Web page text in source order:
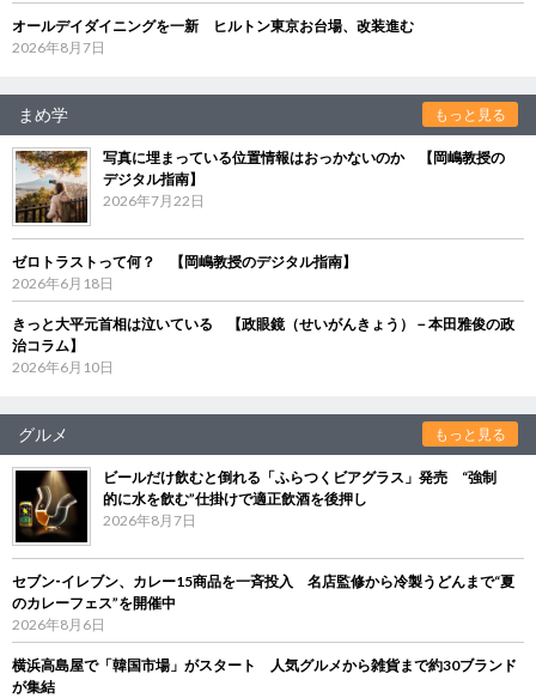
オールデイダイニングを一新 ヒルトン東京お台場、改装進む
2026年8月7日
まめ学 もっと見る
写真に埋まっている位置情報はおっかないのか 【岡嶋教授の
デジタル指南】
2026年7月22日
ゼロトラストって何？ 【岡嶋教授のデジタル指南】
2026年6月18日
きっと大平元首相は泣いている 【政眼鏡（せいがんきょう）－本田雅俊の政
治コラム】
2026年6月10日
グルメ もっと見る
ビールだけ飲むと倒れる「ふらつくビアグラス」発売 “強制
的に水を飲む”仕掛けで適正飲酒を後押し
2026年8月7日
セブン‐イレブン、カレー15商品を一斉投入 名店監修から冷製うどんまで“夏
のカレーフェス”を開催中
2026年8月6日
横浜高島屋で「韓国市場」がスタート 人気グルメから雑貨まで約30ブランド
が集結